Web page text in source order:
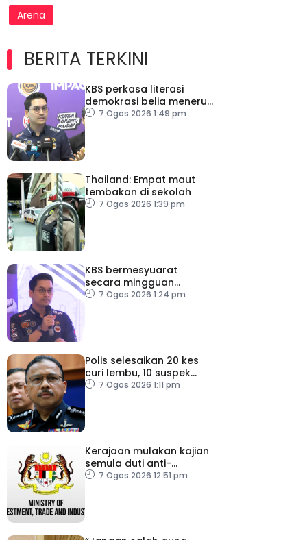
Arena
BERITA TERKINI
KBS perkasa literasi
demokrasi belia menerusi
Bulan Rakan Demokrasi
7 Ogos 2026 1:49 pm
Thailand: Empat maut
tembakan di sekolah
7 Ogos 2026 1:39 pm
KBS bermesyuarat
secara mingguan
pastikan persiapan F1
7 Ogos 2026 1:24 pm
Polis selesaikan 20 kes
curi lembu, 10 suspek
diberkas
7 Ogos 2026 1:11 pm
Kerajaan mulakan kajian
semula duti anti-
lambakan import
7 Ogos 2026 12:51 pm